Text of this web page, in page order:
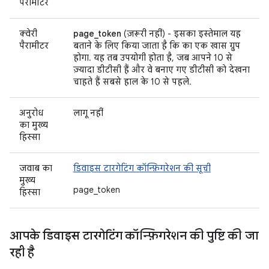
पैरामीटर
क्वेरी
पैरामीटर
page_token (ज़रूरी नहीं) - इसका इस्तेमाल यह
बताने के लिए किया जाता है कि का एक खास ग्रुप
होगा. यह तब उपयोगी होता है, जब आपने 10 से
ज़्यादा डीटीसी हैं और वे बनाए गए डीटीसी को देखना
चाहते हैं सबसे हाल के 10 से पहले.
अनुरोध
का मुख्य
हिस्सा
लागू नहीं
जवाब का
मुख्य
हिस्सा
डिवाइस टारगेटिंग कॉन्फ़िगरेशन की सूची
page_token
आपके डिवाइस टारगेटिंग कॉन्फ़िगरेशन की पुष्टि की जा
रही है